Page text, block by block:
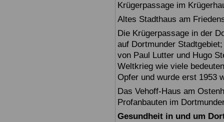
Krügerpassage im
Altes Stadthaus am
Die Krügerpassage in der
auf Dortmunder
von Paul Lutter und Hugo
Weltkrieg wie viele
Opfer und wurde erst 1953
Das Vehoff-Haus am
Profanbauten im
Gesundheit in und um